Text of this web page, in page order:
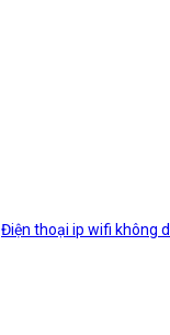
Điện thoại ip wifi không